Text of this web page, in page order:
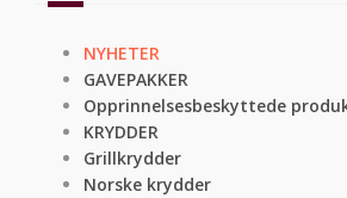
NYHETER
GAVEPAKKER
Opprinnelsesbeskyttede
KRYDDER
Grillkrydder
Norske krydder